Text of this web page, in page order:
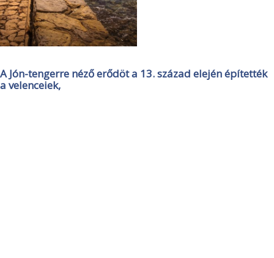
A Jón-tengerre néző erődöt a 13. század elején építették
a velenceiek,